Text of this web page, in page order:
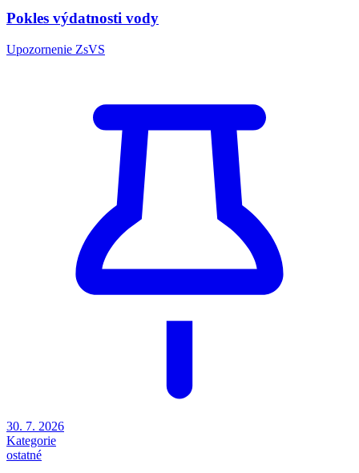
Pokles výdatnosti vody
Upozornenie ZsVS
30. 7. 2026
Kategorie
ostatné